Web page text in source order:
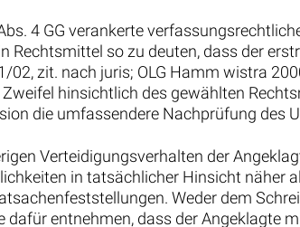
4 GG verankerte
Rechtsmittel so zu deuten, dass der
02, zit. nach juris; OLG Hamm wistra
hinsichtlich des gewählten
die umfassendere Nachprüfung des
Verteidigungsverhalten der
in tatsächlicher Hinsicht näher
Weder dem
dafür entnehmen, dass der Angeklagte